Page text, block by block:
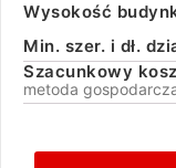
Wysokość
Min. szer. i dł.
Szacunkowy
metoda